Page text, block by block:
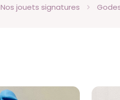
Nos jouets signatures